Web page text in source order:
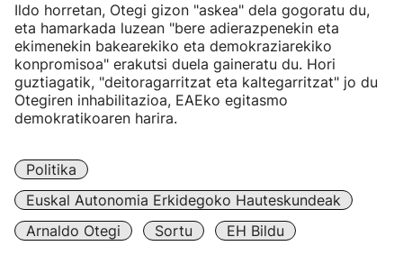
Ildo horretan, Otegi gizon "askea" dela gogoratu du,
eta hamarkada luzean "bere adierazpenekin eta
ekimenekin bakearekiko eta demokraziarekiko
konpromisoa" erakutsi duela gaineratu du. Hori
guztiagatik, "deitoragarritzat eta kaltegarritzat" jo du
Otegiren inhabilitazioa, EAEko egitasmo
demokratikoaren harira.
Politika
Euskal Autonomia Erkidegoko Hauteskundeak
Arnaldo Otegi
Sortu EH Bildu